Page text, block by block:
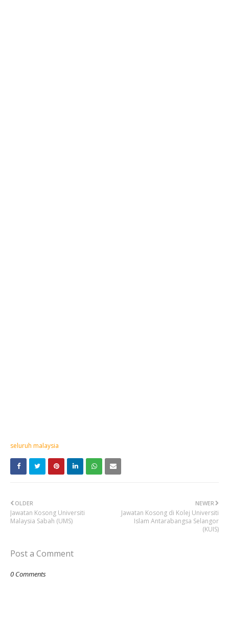
seluruh malaysia
NEWER
Jawatan Kosong di Kolej Universiti
Islam Antarabangsa Selangor
(KUIS)
OLDER
Jawatan Kosong Universiti
Malaysia Sabah (UMS)
Post a Comment
0 Comments